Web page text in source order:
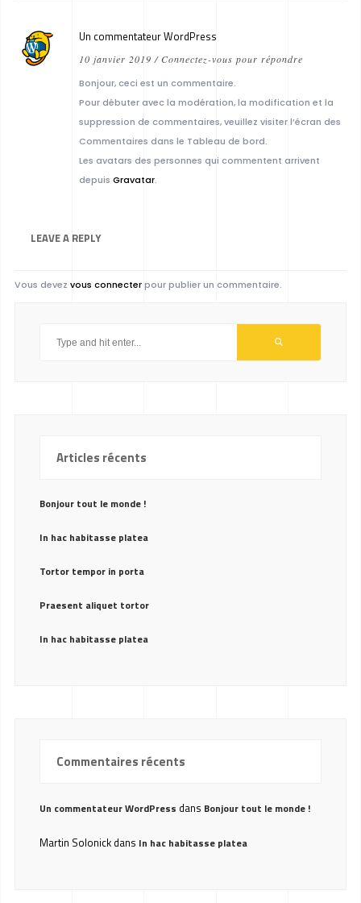
Un commentateur WordPress
10 janvier 2019 / Connectez-vous pour répondre
Bonjour, ceci est un commentaire.
Pour débuter avec la modération, la modification et la
suppression de commentaires, veuillez visiter l’écran des
Commentaires dans le Tableau de bord.
Les avatars des personnes qui commentent arrivent
depuis Gravatar.
LEAVE A REPLY
Vous devez vous connecterpour publier un commentaire.
Articles récents
Bonjour tout le monde !
In hac habitasse platea
Tortor tempor in porta
Praesent aliquet tortor
In hac habitasse platea
Commentaires récents
Un commentateur WordPress dans Bonjour tout le monde !
Martin Solonickdans In hac habitasse platea